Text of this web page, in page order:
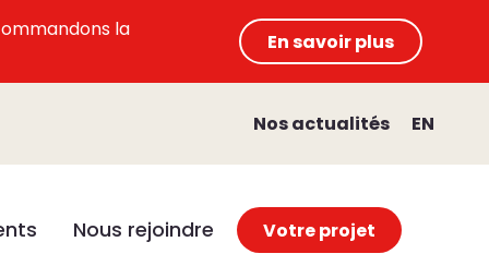
la En savoir plus
Nos actualités EN
Votre projet
Nous rejoindre